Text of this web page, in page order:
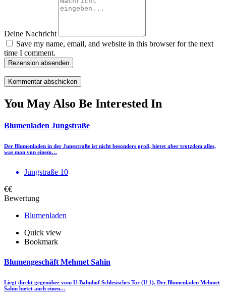
Deine Nachricht
Save my name, email, and website in this browser for the next
time I comment.
Rezension absenden
You May Also Be Interested In
Blumenladen Jungstraße
Der Blumenladen in der Jungstraße ist nicht besonders groß, bietet aber trotzdem alles,
was man von einem…
Jungstraße 10
€€
Bewertung
Blumenladen
Quick view
Bookmark
Blumengeschäft Mehmet Sahin
Liegt direkt gegenüber vom U-Bahnhof Schlesisches Tor (U 1). Der Blumenladen Mehmet
Sahin bietet auch einen…